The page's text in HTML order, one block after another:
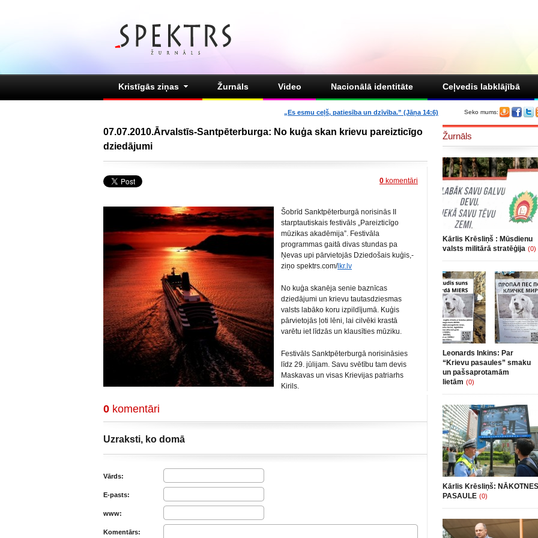
Kristīgās ziņas Žurnāls Video Nacionālā identitāte Ceļvedis labklājībā
Seko mums:
„Es esmu ceļš, patiesība un dzīvība.” (Jāņa 14:6)
07.07.2010.Ārvalstīs-Santpēterburga: No kuģa skan krievu pareizticīgo
dziedājumi
0 komentāri
Šobrīd Sanktpēterburgā norisinās II
starptautiskais festivāls „Pareizticīgo
mūzikas akadēmija”. Festivāla
programmas gaitā divas stundas pa
Ņevas upi pārvietojās Dziedošais kuģis,-
ziņo spektrs.com/lkr.lv
No kuģa skanēja senie baznīcas
dziedājumi un krievu tautasdziesmas
valsts labāko koru izpildījumā. Kuģis
pārvietojās ļoti lēni, lai cilvēki krastā
varētu iet līdzās un klausīties mūziku.
Festivāls Sanktpēterburgā norisināsies
līdz 29. jūlijam. Savu svētību tam devis
Maskavas un visas Krievijas patriarhs
Kirils.
0 komentāri
Uzraksti, ko domā
Vārds:
E-pasts:
www:
Komentārs:
Žurnāls
Kārlis Krēsliņš : Mūsdienu
valsts militārā stratēģija (0)
Leonards Inkins: Par
“Krievu pasaules” smaku
un pašsaprotamām
lietām (0)
Kārlis Krēsliņš: NĀKOTNES
PASAULE (0)